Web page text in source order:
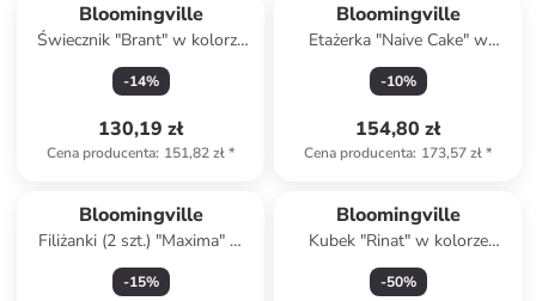
Bloomingville
Świecznik "Brant" w kolorze
zielonym - wys. 20 x Ø 8 cm
-14%
130,19 zł
Cena producenta: 151,82 zł*
Bloomingville
Etażerka "Naive Cake" w
kolorze kremowo-czerwono-
zielonym - wys. 9 x Ø 21 cm
-10%
154,80 zł
Cena producenta: 173,57 zł*
Bloomingville
Filiżanki (2 szt.) "Maxima" w
kolorze niebiesko-żółtym do
espresso - 112 ml
-15%
Bloomingville
Kubek "Rinat" w kolorze
niebieskim - wys. 11,5 x Ø 9,5
cm
-50%